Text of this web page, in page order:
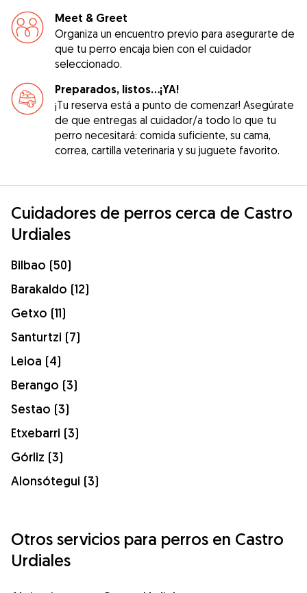
Meet & Greet
Organiza un encuentro previo para asegurarte de
que tu perro encaja bien con el cuidador
seleccionado.
Preparados, listos...¡YA!
¡Tu reserva está a punto de comenzar! Asegúrate
de que entregas al cuidador/a todo lo que tu
perro necesitará: comida suficiente, su cama,
correa, cartilla veterinaria y su juguete favorito.
Cuidadores de perros cerca de Castro
Urdiales
Bilbao (50)
Barakaldo (12)
Getxo (11)
Santurtzi (7)
Leioa (4)
Berango (3)
Sestao (3)
Etxebarri (3)
Górliz (3)
Alonsótegui (3)
Otros servicios para perros en Castro
Urdiales